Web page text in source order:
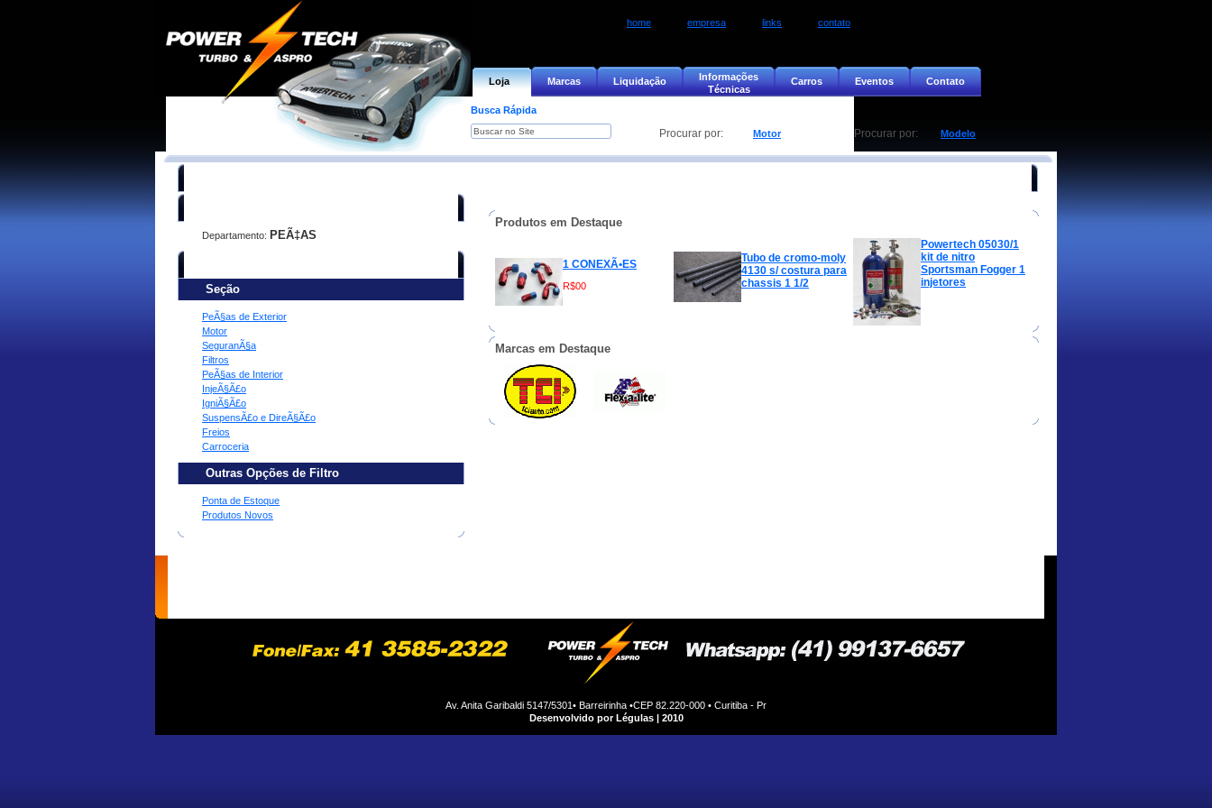
home empresa links contato
Loja Marcas Liquidação
Informações
Técnicas
Carros Eventos Contato
Busca Rápida
Procurar por: Motor Procurar por: Modelo
Departamento: PEÃ‡AS
Seção
PeÃ§as de Exterior
Motor
SeguranÃ§a
Filtros
PeÃ§as de Interior
InjeÃ§Ã£o
IgniÃ§Ã£o
SuspensÃ£o e DireÃ§Ã£o
Freios
Carroceria
Outras Opções de Filtro
Ponta de Estoque
Produtos Novos
Produtos em Destaque
1 CONEXÃ•ES
R$00
Tubo de cromo-moly
4130 s/ costura para
chassis 1 1/2
Powertech 05030/1
kit de nitro
Sportsman Fogger 1
injetores
Marcas em Destaque
Av. Anita Garibaldi 5147/5301• Barreirinha •CEP 82.220-000 • Curitiba - Pr
Desenvolvido por Légulas | 2010